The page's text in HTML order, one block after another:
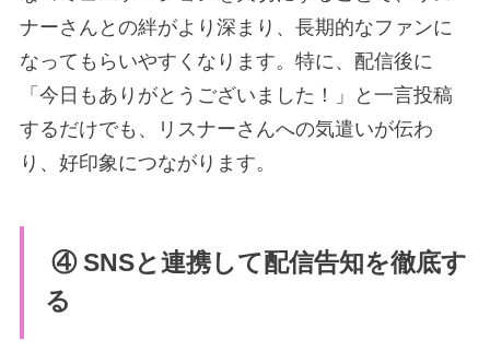
ナーさんとの絆がより深まり、長期的なファンに
なってもらいやすくなります。特に、配信後に
「今日もありがとうございました！」と一言投稿
するだけでも、リスナーさんへの気遣いが伝わ
り、好印象につながります。
④ SNSと連携して配信告知を徹底す
る